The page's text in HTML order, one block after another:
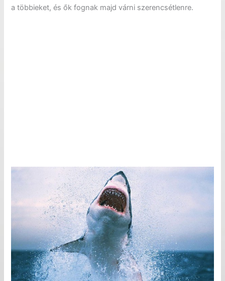
a többieket, és ők fognak majd várni szerencsétlenre.